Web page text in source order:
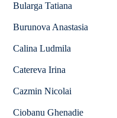
Bularga Tatiana
Burunova Anastasia
Calina Ludmila
Catereva Irina
Cazmin Nicolai
Ciobanu Ghenadie